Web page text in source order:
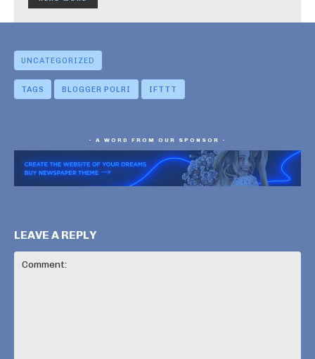
UNCATEGORIZED
TAGS BLOGGER POLRI IFTTT
- A WORD FROM OUR SPONSOR -
LEAVE A REPLY